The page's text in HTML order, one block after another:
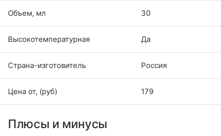
Объем, мл 30
Высокотемпературная Да
Страна-изготовитель Россия
Цена от, (руб) 179
Плюсы и минусы